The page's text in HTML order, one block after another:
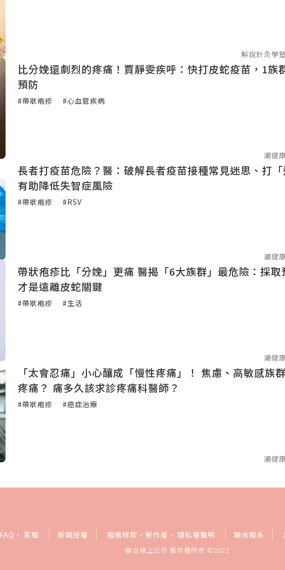
斛說針灸學
比分娩還劇烈的疼痛！賈靜雯疾呼：快打皮蛇疫苗，1族
預防
#帶狀疱疹 #心血管疾病
潮健
長者打疫苗危險？醫：破解長者疫苗接種常見迷思、打「
有助降低失智症風險
#帶狀疱疹 #RSV
潮健
帶狀疱疹比「分娩」更痛 醫揭「6大族群」最危險：採取預防措施
才是遠離皮蛇關鍵
#帶狀疱疹 #生活
潮健
「太會忍痛」小心釀成「慢性疼痛」！ 焦慮、高敏感族
疼痛？ 痛多久該求診疼痛科醫師？
#帶狀疱疹 #癌症治療
潮健
FAQ · 客服 新聞授權 服務條款 · 著作權 · 隱私權聲明 聯合報系
聯合線上公司 著作權所有 ©2022